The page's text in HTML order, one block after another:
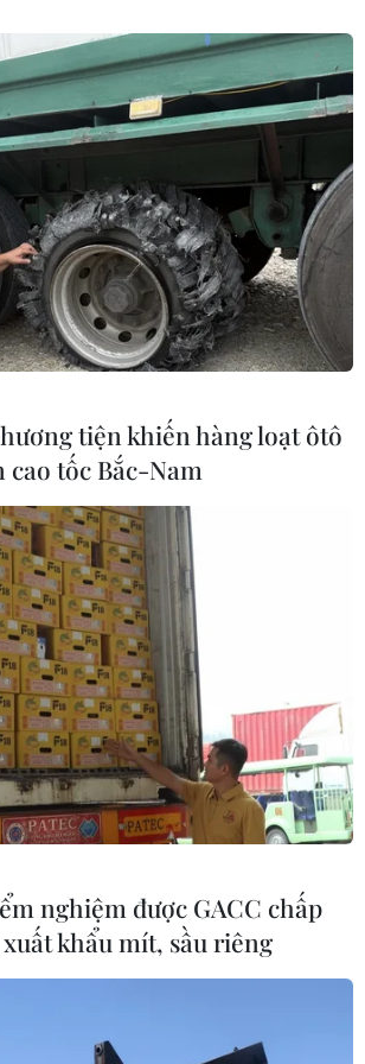
tiện khiến hàng loạt ôtô
tốc Bắc-Nam
nghiệm được GACC chấp
khẩu mít, sầu riêng